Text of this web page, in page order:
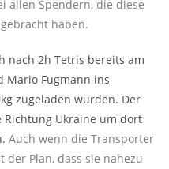
allen Spendern, die diese
haben.
nach 2h Tetris bereits am
Mario Fugmann ins
zugeladen wurden. Der
Ukraine um dort
Auch wenn die Transporter
der Plan, dass sie nahezu